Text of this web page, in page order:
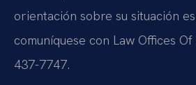
orientación sobre su situación
comuníquese con Law Offices Of
437-7747.